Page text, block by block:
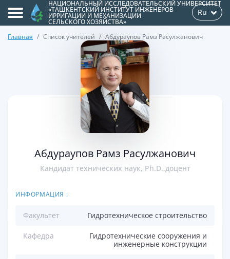
НАЦИОНАЛЬНЫЙ ИССЛЕДОВАТЕЛЬСКИЙ УНИВЕРСИТЕТ
«ТАШКЕНТСКИЙ ИНСТИТУТ ИНЖЕНЕРОВ
ИРРИГАЦИИ И МЕХАНИЗАЦИИ
СЕЛЬСКОГО ХОЗЯЙСТВА»
Ru
Главная Список учителей Абдураупов Рамз Расулжанович
>
Абдураупов Рамз Расулжанович
Кандидат технических наук, Ph.D.,доцент
ИНФОРМАЦИЯ :
Факультет Гидротехническое строительство
Кафедра
Гидротехнические сооружения и
инженерные конструкции